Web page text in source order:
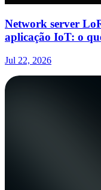
Network server
aplicação IoT: o
Jul 22, 2026